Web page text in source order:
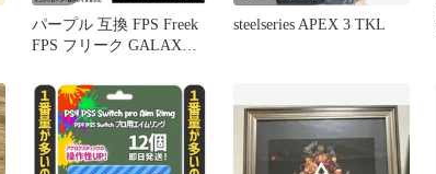
パープル 互換 FPS Freek
FPS フリーク GALAXY
ャップ PS4 PS5 エイム力
向上 APEX ゲーム 対戦
cod フォトナ カバー 全
国送料無料 新品 未使
用品 安い追跡なし(ゆう
steelseries APEX 3 TKL